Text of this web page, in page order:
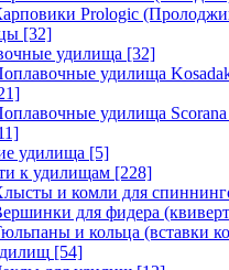
Prologic
[32]
удилища [32]
удилища
удилища
удилища [5]
к удилищам [228]
и комли для
для фидера
и кольца (вставки
[54]